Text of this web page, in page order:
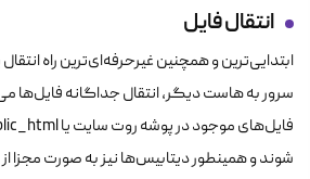
انتقال فایل‌
ابتدایی‌ترین و همچنین غیرحرفه‌ای‌ترین راه
سرور به هاست دیگر، انتقال جداگانه فایل‌ها